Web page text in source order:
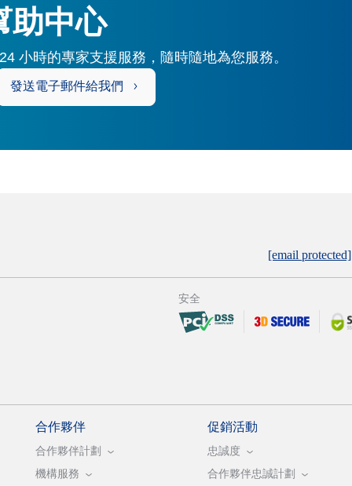
助中心
小時的專家支援服務，隨時隨地為您服務。
發送電子郵件給我們
[email protected]
安全
合作夥伴
合作夥伴計劃
機構服務
促銷活動
忠誠度
合作夥伴忠誠計劃